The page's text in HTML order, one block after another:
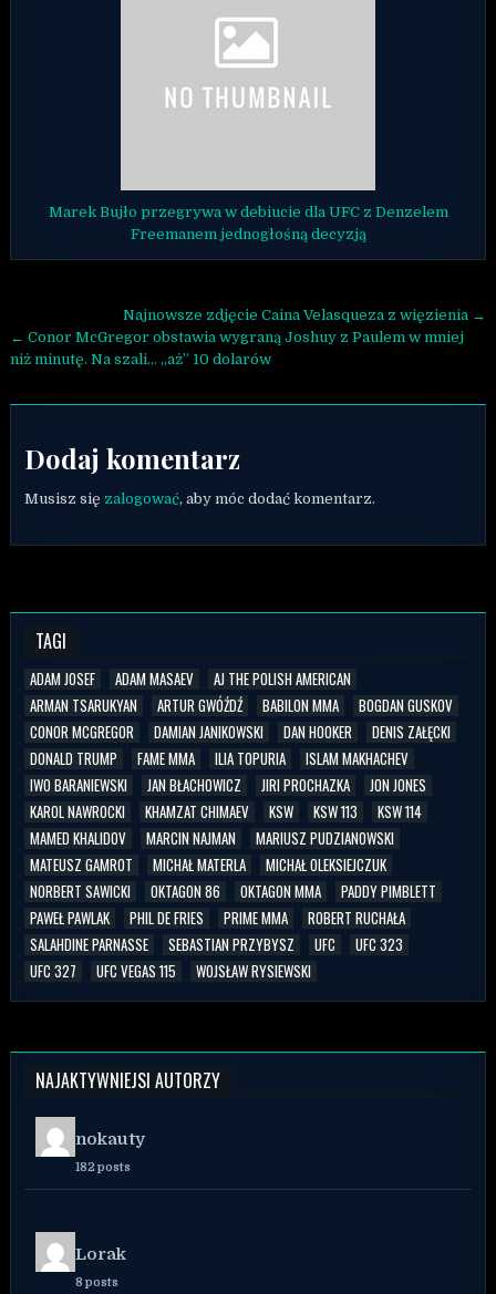
Marek Bujło przegrywa w debiucie dla UFC z Denzelem
Freemanem jednogłośną decyzją
Nawigacja wpisu
Najnowsze zdjęcie Caina Velasqueza z więzienia →
← Conor McGregor obstawia wygraną Joshuy z Paulem w mniej
niż minutę. Na szali… „aż” 10 dolarów
Dodaj komentarz
Musisz się zalogować, aby móc dodać komentarz.
TAGI
ADAM JOSEF ADAM MASAEV
AJ THE POLISH AMERICAN
ARMAN TSARUKYAN
ARTUR GWÓŹDŹ BABILON MMA
BOGDAN GUSKOV
CONOR MCGREGOR
DAMIAN JANIKOWSKI DAN HOOKER
DENIS ZAŁĘCKI
DONALD TRUMP
FAME MMA ILIA TOPURIA
ISLAM MAKHACHEV
IWO BARANIEWSKI
JAN BŁACHOWICZ JIRI PROCHAZKA
JON JONES
KAROL NAWROCKI
KHAMZAT CHIMAEV KSW KSW 113
KSW 114
MAMED KHALIDOV
MARCIN NAJMAN
MARIUSZ PUDZIANOWSKI
MATEUSZ GAMROT
MICHAŁ MATERLA
MICHAŁ OLEKSIEJCZUK
NORBERT SAWICKI
OKTAGON 86 OKTAGON MMA
PADDY PIMBLETT
PAWEŁ PAWLAK
PHIL DE FRIES PRIME MMA
ROBERT RUCHAŁA
SALAHDINE PARNASSE
SEBASTIAN PRZYBYSZ UFC
UFC 323
UFC 327
UFC VEGAS 115 WOJSŁAW RYSIEWSKI
NAJAKTYWNIEJSI AUTORZY
nokauty
182 posts
Lorak
8 posts